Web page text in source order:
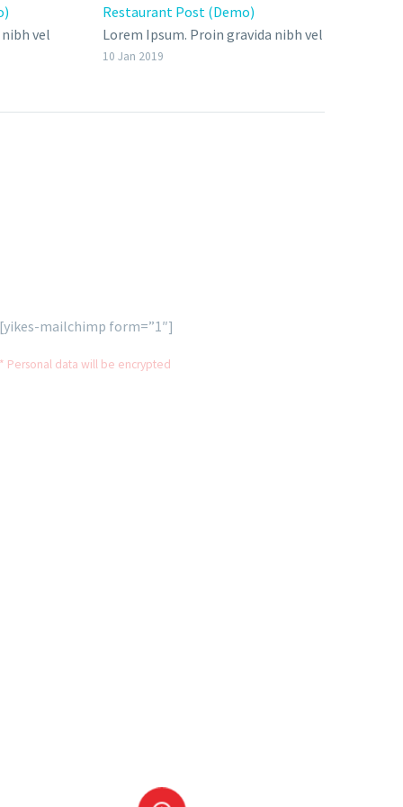
vel
Restaurant Post (Demo)
Lorem Ipsum. Proin gravida nibh vel
velit auctor aliquet. Aenean
10 Jan 2019
[yikes-mailchimp form=”1″]
* Personal data will be encrypted